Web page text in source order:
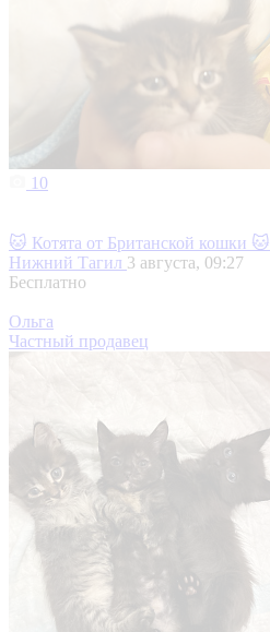
10
🐱 Котята от Британской кошки 🐱
Нижний Тагил 3 августа, 09:27
Бесплатно
Ольга
Частный продавец